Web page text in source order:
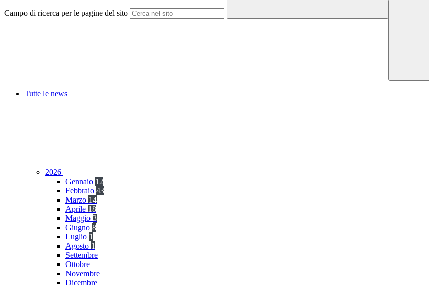
Campo di ricerca per le pagine del sito
Tutte le news
2026
Gennaio 12
Febbraio 43
Marzo 14
Aprile 18
Maggio 3
Giugno 8
Luglio 1
Agosto 1
Settembre
Ottobre
Novembre
Dicembre